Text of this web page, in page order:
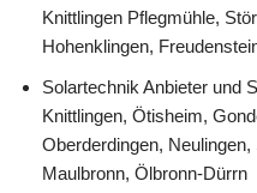
Knittlingen Pflegmühle,
Hohenklingen,
Solartechnik Anbieter und
Knittlingen, Ötisheim,
Oberderdingen,
Maulbronn, Ölbronn-Dürrn